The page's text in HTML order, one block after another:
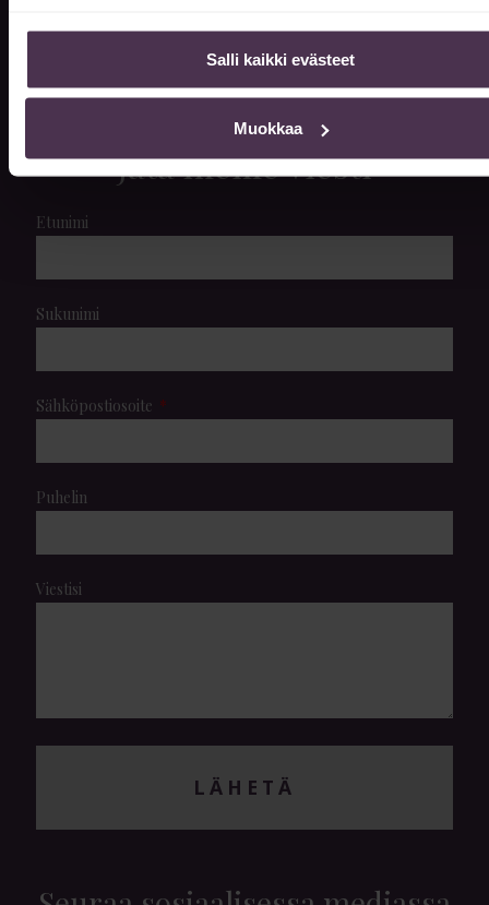
Salli kaikki evästeet
Muokkaa
niin ovet avautuvat soittamalla
puh.044 978 0562
Jätä meille viesti
Etunimi
Sukunimi
Sähköpostiosoite
Puhelin
Viestisi
LÄHETÄ